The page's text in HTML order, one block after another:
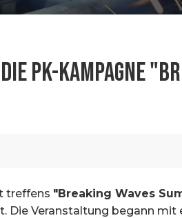
PK-KAMPAGNE
treffens "Breaking Waves
Veranstaltung begann